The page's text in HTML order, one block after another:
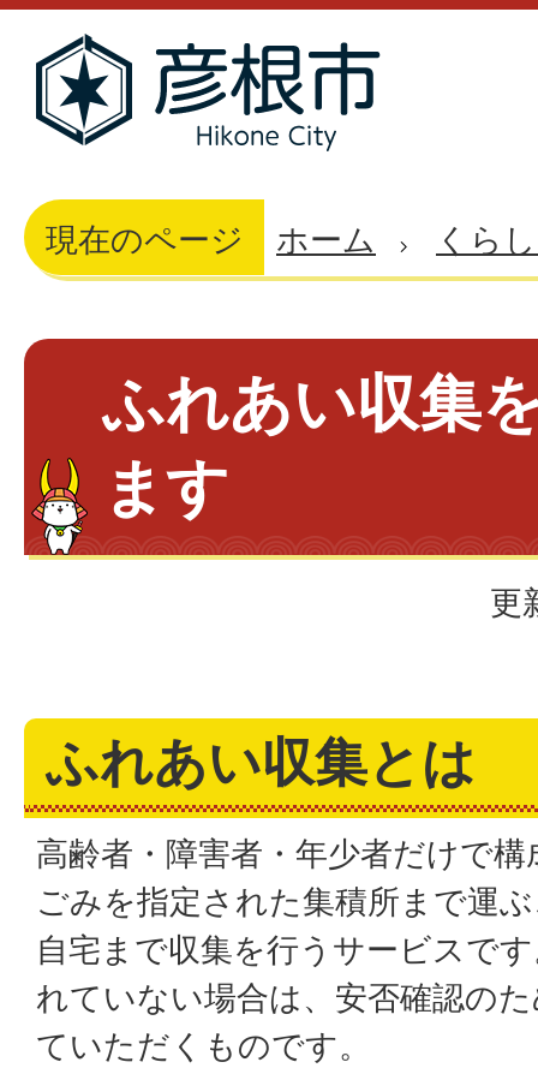
現在のページ ホーム くら
ふれあい収集
ます
更
ふれあい収集とは
高齢者・障害者・年少者だけで
ごみを指定された集積所まで運
自宅まで収集を行うサービスで
れていない場合は、安否確認の
ていただくものです。